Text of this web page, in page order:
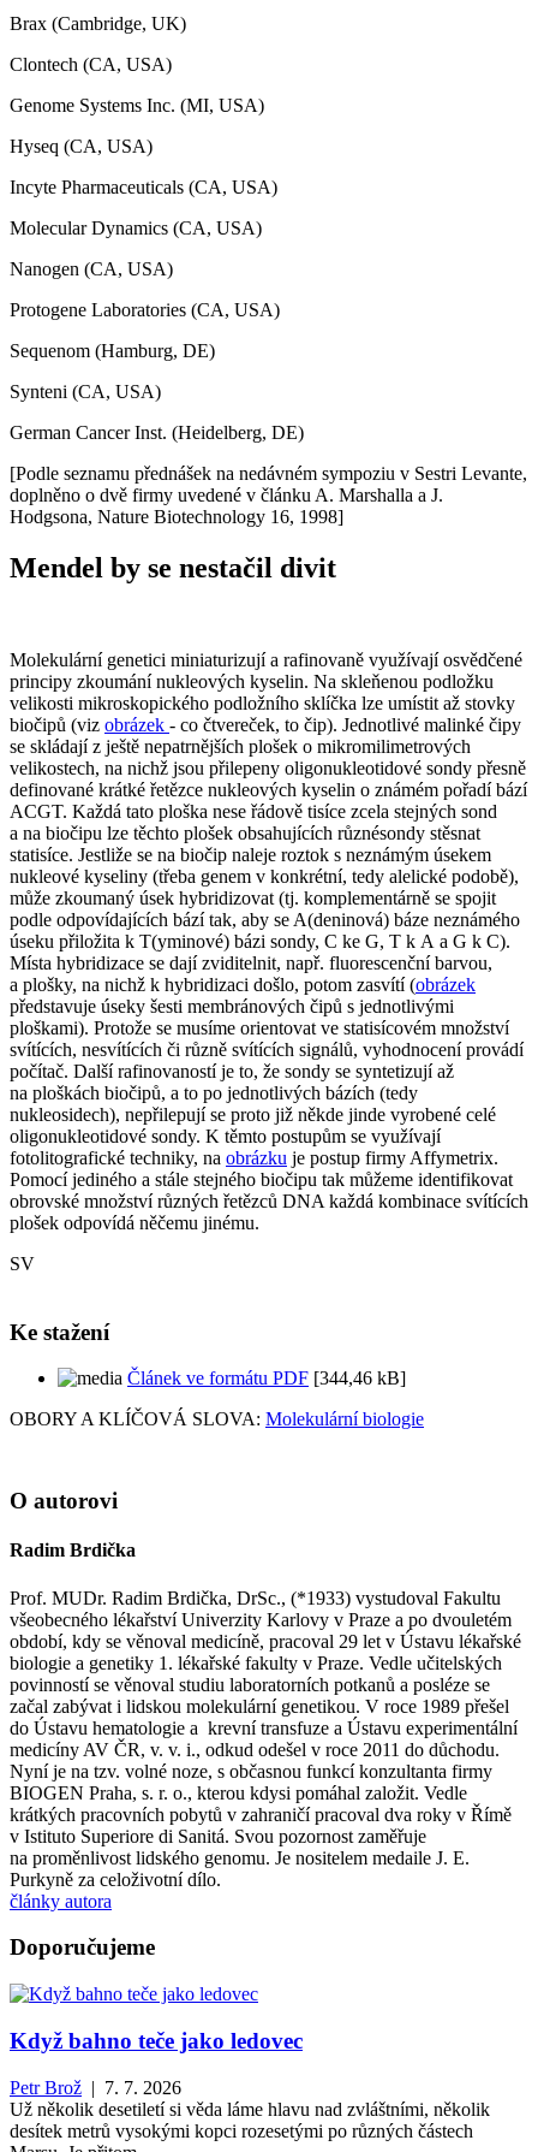
Brax (Cambridge, UK)
Clontech (CA, USA)
Genome Systems Inc. (MI, USA)
Hyseq (CA, USA)
Incyte Pharmaceuticals (CA, USA)
Molecular Dynamics (CA, USA)
Nanogen (CA, USA)
Protogene Laboratories (CA, USA)
Sequenom (Hamburg, DE)
Synteni (CA, USA)
German Cancer Inst. (Heidelberg, DE)
[Podle seznamu přednášek na nedávném sympoziu v Sestri Levante,
doplněno o dvě firmy uvedené v článku A. Marshalla a J.
Hodgsona, Nature Biotechnology 16, 1998]
Mendel by se nestačil divit
Molekulární genetici miniaturizují a rafinovaně využívají osvědčené
principy zkoumání nukleových kyselin. Na skleňenou podložku
velikosti mikroskopického podložního sklíčka lze umístit až stovky
biočipů (viz obrázek - co čtvereček, to čip). Jednotlivé malinké čipy
se skládají z ještě nepatrnějších plošek o mikromilimetrových
velikostech, na nichž jsou přilepeny oligonukleotidové sondy přesně
definované krátké řetězce nukleových kyselin o známém pořadí bází
ACGT. Každá tato ploška nese řádově tisíce zcela stejných sond
a na biočipu lze těchto plošek obsahujících různésondy stěsnat
statisíce. Jestliže se na biočip naleje roztok s neznámým úsekem
nukleové kyseliny (třeba genem v konkrétní, tedy alelické podobě),
může zkoumaný úsek hybridizovat (tj. komplementárně se spojit
podle odpovídajících bází tak, aby se A(deninová) báze neznámého
úseku přiložita k T(yminové) bázi sondy, C ke G, T k A a G k C).
Místa hybridizace se dají zviditelnit, např. fluorescenční barvou,
a plošky, na nichž k hybridizaci došlo, potom zasvítí (obrázek
představuje úseky šesti membránových čipů s jednotlivými
ploškami). Protože se musíme orientovat ve statisícovém množství
svítících, nesvítících či různě svítících signálů, vyhodnocení provádí
počítač. Další rafinovaností je to, že sondy se syntetizují až
na ploškách biočipů, a to po jednotlivých bázích (tedy
nukleosidech), nepřilepují se proto již někde jinde vyrobené celé
oligonukleotidové sondy. K těmto postupům se využívají
fotolitografické techniky, na obrázku je postup firmy Affymetrix.
Pomocí jediného a stále stejného biočipu tak můžeme identifikovat
obrovské množství různých řetězců DNA každá kombinace svítících
plošek odpovídá něčemu jinému.
SV
Ke stažení
Článek ve formátu PDF [344,46 kB]
OBORY A KLÍČOVÁ SLOVA: Molekulární biologie
O autorovi
Radim Brdička
Prof. MUDr. Radim Brdička, DrSc., (*1933) vystudoval Fakultu
všeobecného lékařství Univerzity Karlovy v Praze a po dvouletém
období, kdy se věnoval medicíně, pracoval 29 let v Ústavu lékařské
biologie a genetiky 1. lékařské fakulty v Praze. Vedle učitelských
povinností se věnoval studiu laboratorních potkanů a posléze se
začal zabývat i lidskou molekulární genetikou. V roce 1989 přešel
do Ústavu hematologie a krevní transfuze a Ústavu experimentální
medicíny AV ČR, v. v. i., odkud odešel v roce 2011 do důchodu.
Nyní je na tzv. volné noze, s občasnou funkcí konzultanta firmy
BIOGEN Praha, s. r. o., kterou kdysi pomáhal založit. Vedle
krátkých pracovních pobytů v zahraničí pracoval dva roky v Římě
v Istituto Superiore di Sanitá. Svou pozornost zaměřuje
na proměnlivost lidského genomu. Je nositelem medaile J. E.
Purkyně za celoživotní dílo.
články autora
Doporučujeme
Když bahno teče jako ledovec
Petr Brož | 7. 7. 2026
Už několik desetiletí si věda láme hlavu nad zvláštními, několik
desítek metrů vysokými kopci rozesetými po různých částech